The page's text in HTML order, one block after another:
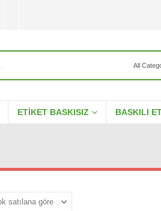
ETIKET BASKISIZ BASKILI